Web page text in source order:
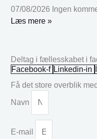
07/08/2026 Ingen
Læs mere »
Deltag i fællesskabet i
Facebook-f Linkedin-in
Få det store overblik
Navn
E-mail